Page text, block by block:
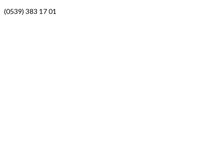
(0539) 383 17 01